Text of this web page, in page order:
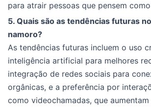
para atrair pessoas que pensem
5. Quais são as tendências futuras
namoro?
As tendências futuras incluem o uso
inteligência artificial para melhores
integração de redes sociais para
orgânicas, e a preferência por
como videochamadas, que